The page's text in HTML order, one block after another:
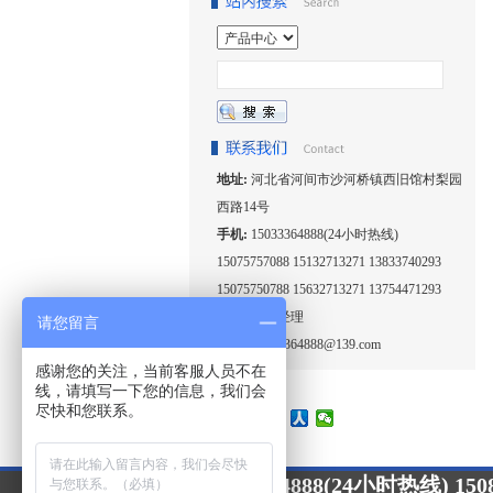
地址: 河北省河间市沙河桥镇西旧馆村梨园
西路14号
手机: 15033364888(24小时热线)
15075757088 15132713271 13833740293
15075750788 15632713271 13754471293
王经理
邮箱:15033364888@139.com
24小时咨询热线： 15033364888(24小时热线)
请您留言
感谢您的关注，当前客服人员不在
线，请填写一下您的信息，我们会
尽快和您联系。